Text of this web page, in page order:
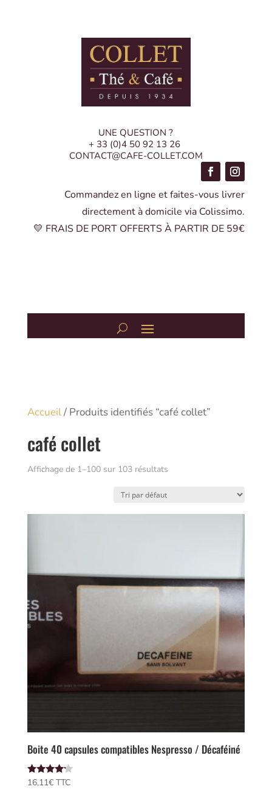
UNE QUESTION ?
+ 33 (0)4 50 92 13 26
CONTACT@CAFE-COLLET.COM
Commandez en ligne et faites-vous livrer
directement à domicile via Colissimo.
💛 FRAIS DE PORT OFFERTS À PARTIR DE 59€
Accueil/ Produits identifiés “café collet”
café collet
Affichage de 1–100 sur 103 résultats
Boite 40 capsules compatibles Nespresso / Décaféiné
Note
4.00
16,11€ TTC